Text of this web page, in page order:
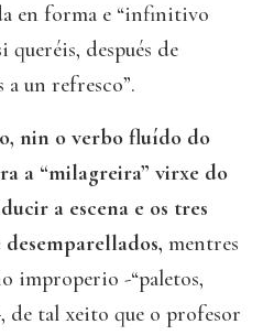
en forma e “infinitivo
queréis, después de
un refresco”.
nin o verbo fluído do
a “milagreira” virxe do
a escena e os tres
mentres
improperio -“paletos,
de tal xeito que o profesor